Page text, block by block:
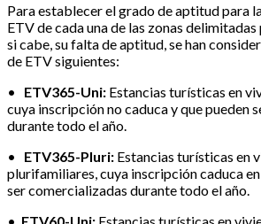
Para establecer el grado de aptitud para
ETV de cada una de las zonas
si cabe, su falta de aptitud, se han
de ETV siguientes:
•
ETV365-Uni: Estancias turísticas en
cuya inscripción no caduca y que pueden
durante todo el año.
•
ETV365-Pluri: Estancias turísticas en
plurifamiliares, cuya inscripción caduca
ser comercializadas durante todo el año.
• ETV60-Uni: Estancias turísticas en